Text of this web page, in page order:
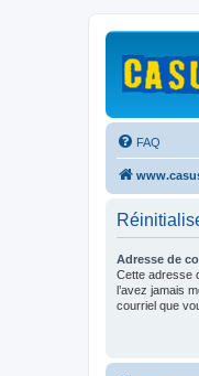
FAQ
Adresse de
Cette adresse
l’avez jamais
courriel que